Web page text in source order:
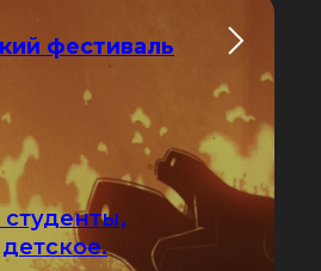
фестиваль